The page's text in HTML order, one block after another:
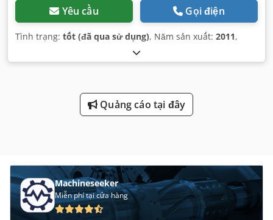
Yêu cầu Gọi điện
Tình trạng: tốt (đã qua sử dụng), Năm sản xuất: 2011,
Quảng cáo tại đây
Machineseeker
Miễn phí tại cửa hàng